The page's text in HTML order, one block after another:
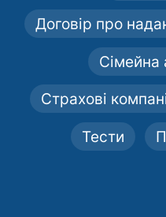
Договір про
Сімейна
Страхові
Тести